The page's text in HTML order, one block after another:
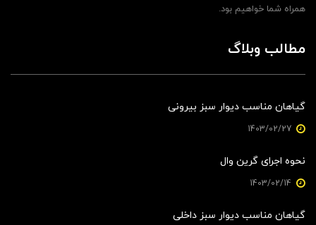
همراه شما خواهیم بود.
مطالب وبلاگ
گیاهان مناسب دیوار سبز بیرونی
نحوه اجرای گرین وال
گیاهان مناسب دیوار سبز داخلی